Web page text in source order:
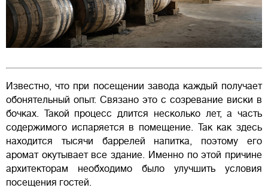
Известно, что при посещении завода каждый получает
обонятельный опыт. Связано это с созревание виски в
бочках. Такой процесс длится несколько лет, а часть
содержимого испаряется в помещение. Так как здесь
находится тысячи баррелей напитка, поэтому его
аромат окутывает все здание. Именно по этой причине
архитекторам необходимо было улучшить условия
посещения гостей.